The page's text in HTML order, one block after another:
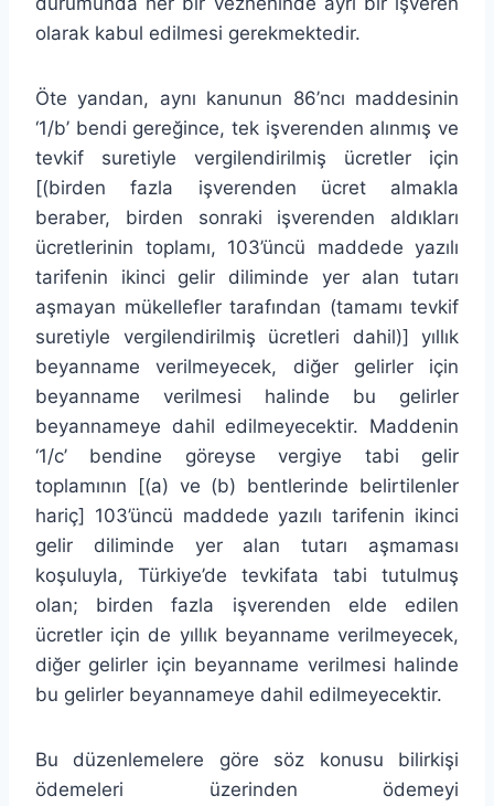
olarak kabul edilmesi gerekmektedir.
Öte yandan, aynı kanunun 86’ncı maddesinin
‘1/b’ bendi gereğince, tek işverenden alınmış ve
tevkif suretiyle vergilendirilmiş ücretler için
[(birden fazla işverenden ücret almakla
beraber, birden sonraki işverenden aldıkları
ücretlerinin toplamı, 103’üncü maddede yazılı
tarifenin ikinci gelir diliminde yer alan tutarı
aşmayan mükellefler tarafından (tamamı tevkif
suretiyle vergilendirilmiş ücretleri dahil)] yıllık
beyanname verilmeyecek, diğer gelirler için
beyanname verilmesi halinde bu gelirler
beyannameye dahil edilmeyecektir. Maddenin
‘1/c’ bendine göreyse vergiye tabi gelir
toplamının [(a) ve (b) bentlerinde belirtilenler
hariç] 103’üncü maddede yazılı tarifenin ikinci
gelir diliminde yer alan tutarı aşmaması
koşuluyla, Türkiye’de tevkifata tabi tutulmuş
olan; birden fazla işverenden elde edilen
ücretler için de yıllık beyanname verilmeyecek,
diğer gelirler için beyanname verilmesi halinde
bu gelirler beyannameye dahil edilmeyecektir.
Bu düzenlemelere göre söz konusu bilirkişi
ödemeleri üzerinden ödemeyi